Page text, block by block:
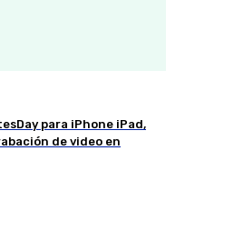
para iPhone iPad,
de video en